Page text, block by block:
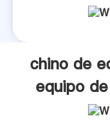
chino de
equipo